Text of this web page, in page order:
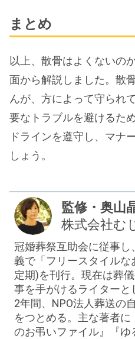
まとめ
以上、散骨はよくないの
面から解説しました。散
んが、方によって守られ
要なトラブルを避けるた
ドラインを遵守し、マナ
しょう。
監修・奥山
株式会社む
冠婚葬祭互助会に従事
義で「フリースタイル
定期)を刊行。現在は葬
事を手がけるライターと
2年間、NPO法人葬送の
をつとめる。主な著者
のお弔いファイル』『